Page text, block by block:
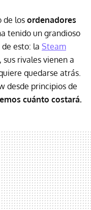
de losordenadores
tenido un grandioso
esto: la Steam
sus rivales vienen a
quedarse atrás.
desde principios de
cuánto costará.